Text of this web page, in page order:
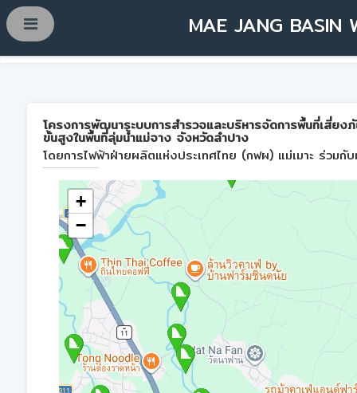
MAE JANG BASIN
โครงการพัฒนาระบบการสำรวจและบริหารจัดการพื้นที่เสี่ย
ขั้นสูงในพื้นที่ลุ่มน้ำแม่จาง จังหวัดลำปาง
โดยการไฟฟ้าฝ่ายผลิตแห่งประเทศไทย (กฟผ) แม่เมาะ ร่วมกั
+
−